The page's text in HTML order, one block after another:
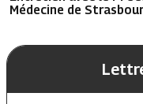
Médecine de